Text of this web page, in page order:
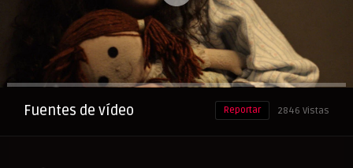
Anuncio
Fuentes de vídeo 2846 Vistas
Reportar